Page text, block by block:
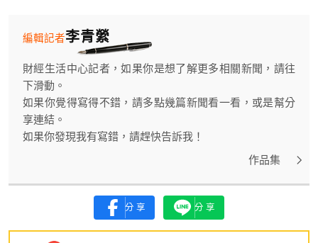
李青縈
編輯記者
財經生活中心記者，如果你是想了解更多相關新聞，請往
下滑動。
如果你覺得寫得不錯，請多點幾篇新聞看一看，或是幫分
享連結。
如果你發現我有寫錯，請趕快告訴我！
作品集
分享 分享